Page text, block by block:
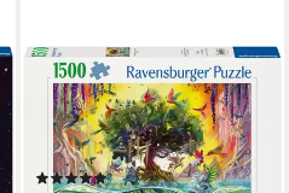
RAVENSBURGER
Puzzle Das Einhorn aus dem
See und seine Freunde, 1500
Puzzleteile, Made in Germany
(1)